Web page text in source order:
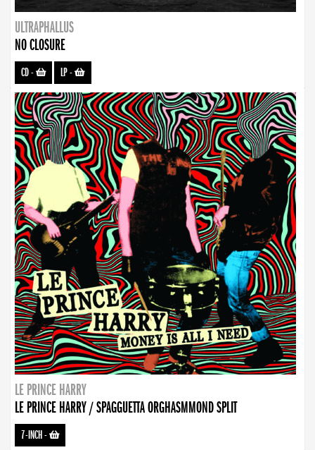
ULTRAPHALLUS
NO CLOSURE
CD- LP-
LE PRINCE HARRY
LE PRINCE HARRY / SPAGGUETTA ORGHASMMOND SPLIT
7-INCH-